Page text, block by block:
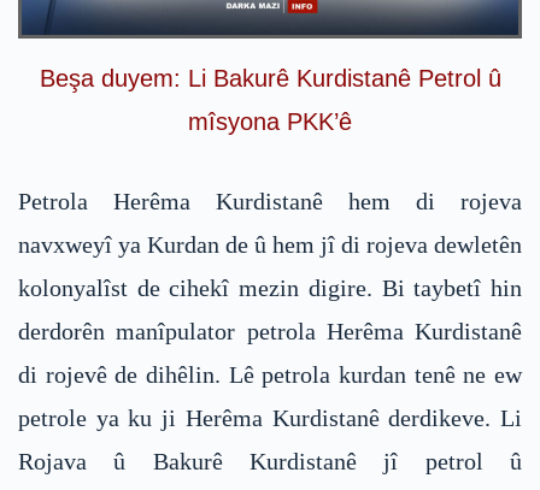
Beşa duyem: Li Bakurê Kurdistanê Petrol û
mîsyona PKK’ê
Petrola Herêma Kurdistanê hem di rojeva
navxweyî ya Kurdan de û hem jî di rojeva dewletên
kolonyalîst de cihekî mezin digire. Bi taybetî hin
derdorên manîpulator petrola Herêma Kurdistanê
di rojevê de dihêlin. Lê petrola kurdan tenê ne ew
petrole ya ku ji Herêma Kurdistanê derdikeve. Li
Rojava û Bakurê Kurdistanê jî petrol û